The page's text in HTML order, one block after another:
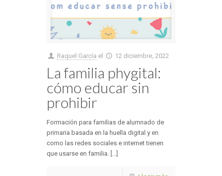
Raquel García el 12 diciembre, 2022
La familia phygital:
cómo educar sin
prohibir
Formación para familias de alumnado de
primaria basada en la huella digital y en
como las redes sociales e internet tienen
que usarse en familia. [...]